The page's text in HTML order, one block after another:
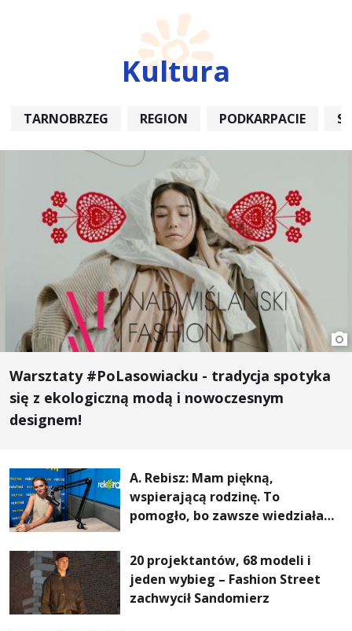
Kultura
TARNOBRZEG REGION PODKARPACIE
Warsztaty #PoLasowiacku - tradycja spotyka
się z ekologiczną modą i nowoczesnym
designem!
A. Rebisz: Mam piękną,
wspierającą rodzinę. To
pomogło, bo zawsze wiedziałam,
najważniejsza
20 projektantów, 68 modeli i
jeden wybieg – Fashion Street
zachwycił Sandomierz